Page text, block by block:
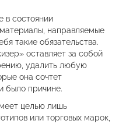
в состоянии
направляемые
такие обязательства.
оставляет за собой
удалить любую
она сочтет
было причине.
целью лишь
или торговых марок,